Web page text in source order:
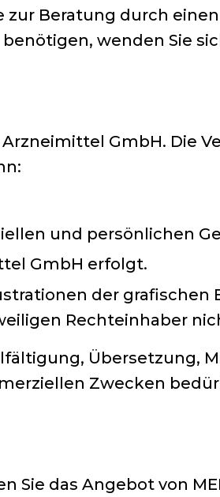
Beratung durch
wenden Sie
GmbH. Die
und persönlichen
GmbH erfolgt.
der grafischen
Rechteinhaber
Übersetzung,
Zwecken
Sie das Angebot von